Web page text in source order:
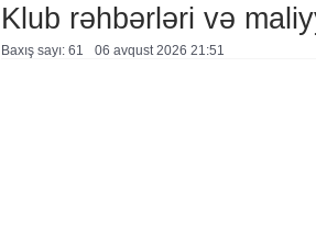
Klub rəhbərləri və
Baxış sayı: 61 06 avqust 2026 21:51